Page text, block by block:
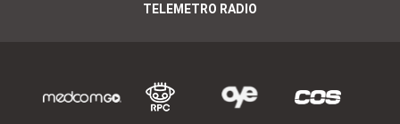
TELEMETRO RADIO